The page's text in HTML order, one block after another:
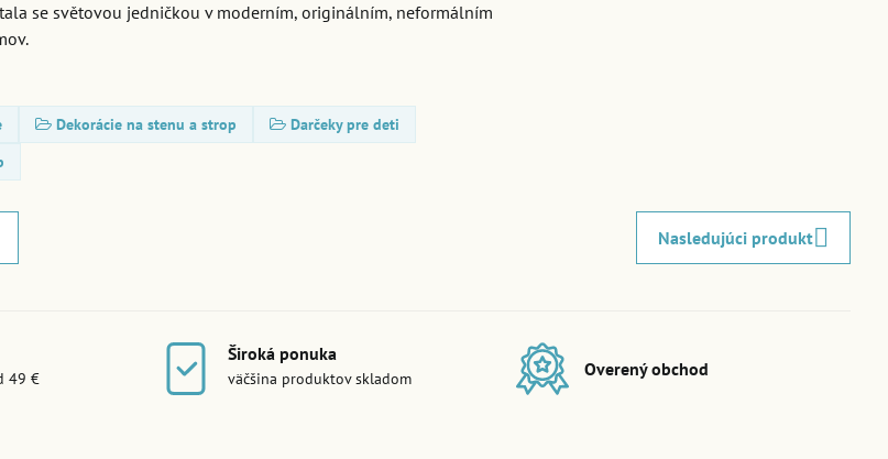
se světovou jedničkou v moderním, originálním, neformálním a cenově
Dekorácie na stenu a strop
Darčeky pre deti
Nasledujúci produkt
49 €
Široká ponuka
väčšina produktov skladom Overený obchod